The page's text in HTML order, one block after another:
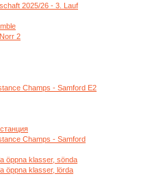
2025/26 - 3. Lauf
2
Champs - Samford E2
Champs - Samford
öppna klasser, sönda
öppna klasser, lörda